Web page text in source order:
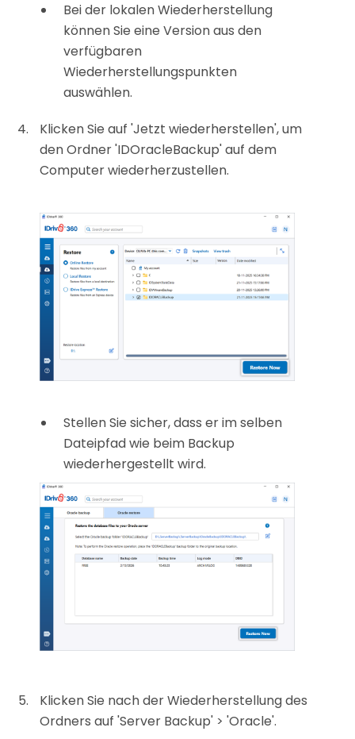
Bei der lokalen Wiederherstellung
können Sie eine Version aus den
verfügbaren
Wiederherstellungspunkten
auswählen.
Klicken Sie auf 'Jetzt wiederherstellen', um
den Ordner 'IDOracleBackup' auf dem
Computer wiederherzustellen.
Stellen Sie sicher, dass er im selben
Dateipfad wie beim Backup
wiederhergestellt wird.
Klicken Sie nach der Wiederherstellung des
Ordners auf 'Server Backup' > 'Oracle'.